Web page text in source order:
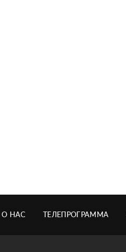
О НАС ТЕЛЕПРОГРАММА